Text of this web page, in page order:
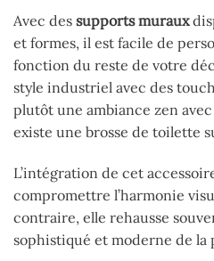
Avec des supports muraux
et formes, il est facile de
fonction du reste de votre
style industriel avec des
plutôt une ambiance zen
existe une brosse de toilette
L’intégration de cet
compromettre l’harmonie
contraire, elle rehausse
sophistiqué et moderne de la